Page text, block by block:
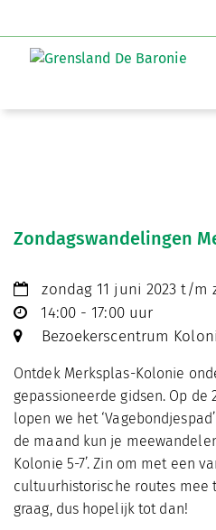
Zondagswandelingen
zondag 11 juni 2023 t/m
14:00 - 17:00 uur
Bezoekerscentrum
Ontdek Merksplas-Kolonie
gepassioneerde gidsen. Op de
lopen we het
de maand kun je
Kolonie 5-7’. Zin om met een
cultuurhistorische routes mee
graag, dus hopelijk tot dan!